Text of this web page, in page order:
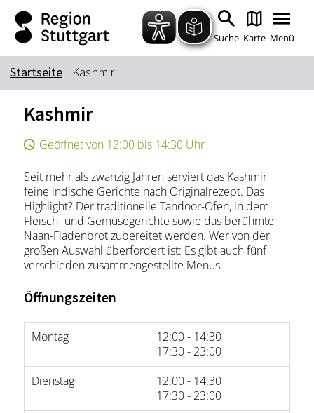
Zum Hauptinhalt springen
Zur Suche springen
Zur Hauptnavigation
Zum Footer springen
Suche Karte Menü
Suchbegriff
Das könnte Sie interessieren
Stadtführungen
Tickets
Citytour
Übernachtung
Erlebnisse
Essen & Trinken
Wein
Automobil
Kultur
Feste & Highlights
Startseite Kashmir
Kashmir
Geöffnet von 12:00 bis 14:30 Uhr
Seit mehr als zwanzig Jahren serviert das Kashmir
feine indische Gerichte nach Originalrezept. Das
Highlight? Der traditionelle Tandoor-Ofen, in dem
Fleisch- und Gemüsegerichte sowie das berühmte
Naan-Fladenbrot zubereitet werden. Wer von der
großen Auswahl überfordert ist: Es gibt auch fünf
verschieden zusammengestellte Menüs.
Öffnungszeiten
Montag
12:00 - 14:30
17:30 - 23:00
Dienstag
12:00 - 14:30
17:30 - 23:00